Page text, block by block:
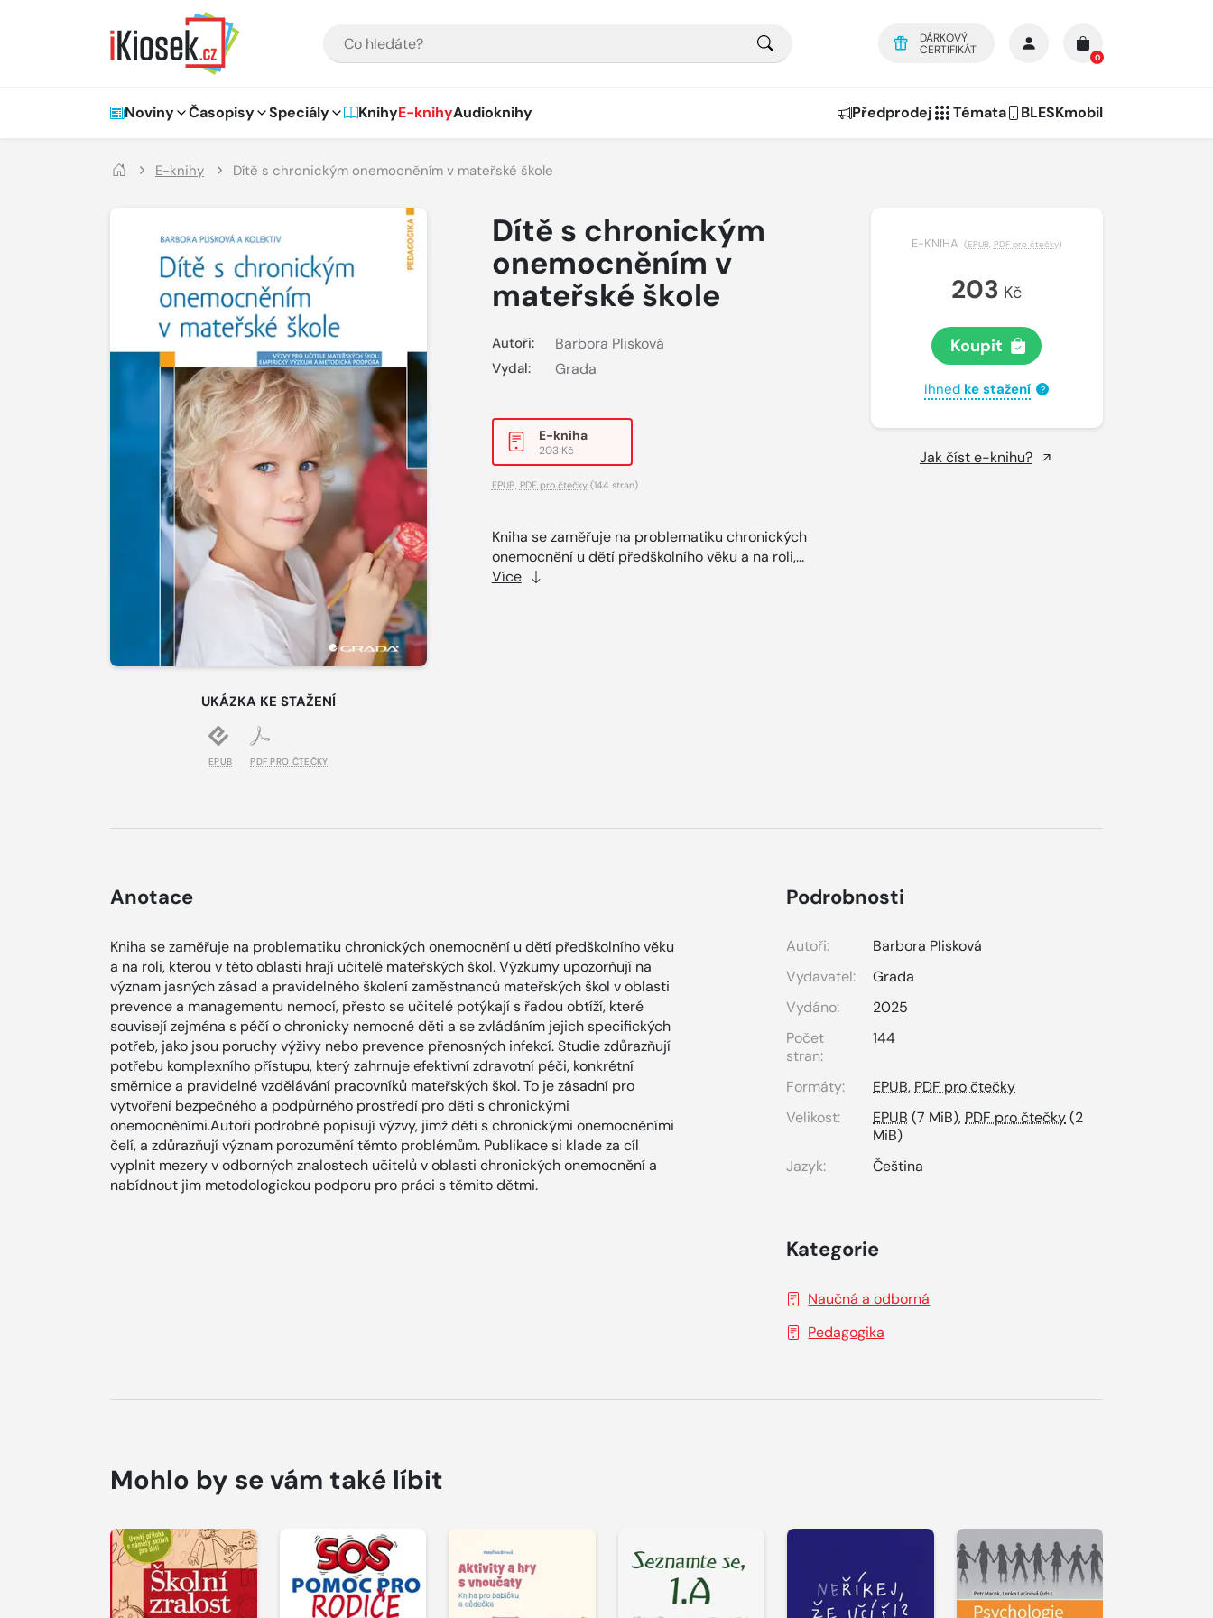
DÁRKOVÝ
CERTIFIKÁT
0
Hlavní navigace
Noviny Časopisy Speciály KnihyE-knihyAudioknihy Předprodej Témata BLESKmobil
E-knihy Dítě s chronickým onemocněním v mateřské škole
UKÁZKA KE STAŽENÍ
EPUB PDF PRO ČTEČKY
Dítě s chronickým
onemocněním v
mateřské škole
Autoři: Barbora Plisková
Vydal: Grada
E-kniha
203 Kč
EPUB PDF pro čtečky(144 stran)
Kniha se zaměřuje na problematiku chronických
onemocnění u dětí předškolního věku a na roli,...
Více
E-KNIHA (EPUB, PDF pro čtečky)
203 Kč
Koupit
Ihned ke stažení ?
Jak číst e-knihu?
Anotace
Kniha se zaměřuje na problematiku chronických onemocnění u dětí předškolního věku
a na roli, kterou v této oblasti hrají učitelé mateřských škol. Výzkumy upozorňují na
význam jasných zásad a pravidelného školení zaměstnanců mateřských škol v oblasti
prevence a managementu nemocí, přesto se učitelé potýkají s řadou obtíží, které
souvisejí zejména s péčí o chronicky nemocné děti a se zvládáním jejich specifických
potřeb, jako jsou poruchy výživy nebo prevence přenosných infekcí. Studie zdůrazňují
potřebu komplexního přístupu, který zahrnuje efektivní zdravotní péči, konkrétní
směrnice a pravidelné vzdělávání pracovníků mateřských škol. To je zásadní pro
vytvoření bezpečného a podpůrného prostředí pro děti s chronickými
onemocněními.Autoři podrobně popisují výzvy, jimž děti s chronickými onemocněními
čelí, a zdůrazňují význam porozumění těmto problémům. Publikace si klade za cíl
vyplnit mezery v odborných znalostech učitelů v oblasti chronických onemocnění a
nabídnout jim metodologickou podporu pro práci s těmito dětmi.
Podrobnosti
Autoři:
Barbora Plisková
Vydavatel:
Grada
Vydáno:
2025
Počet
stran:
144
Formáty: EPUB, PDF pro čtečky
Velikost:
EPUB (7 MiB), PDF pro čtečky(2
MiB)
Jazyk:
Čeština
Kategorie
Naučná a odborná
Pedagogika
Mohlo by se vám také líbit